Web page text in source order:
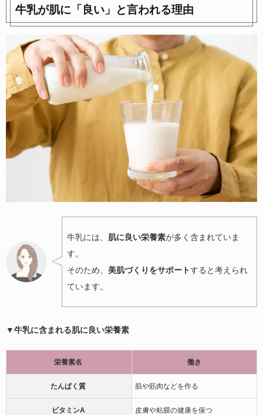
牛乳が肌に「良い」と言われる理由
牛乳には、 肌に良い栄養素が多く含まれていま
す。
そのため、 美肌づくりをサポートすると考えられ
ています。
▼牛乳に含まれる肌に良い栄養素
栄養素名 働き
たんぱく質 肌や筋肉などを作る
ビタミンA 皮膚や粘膜の健康を保つ